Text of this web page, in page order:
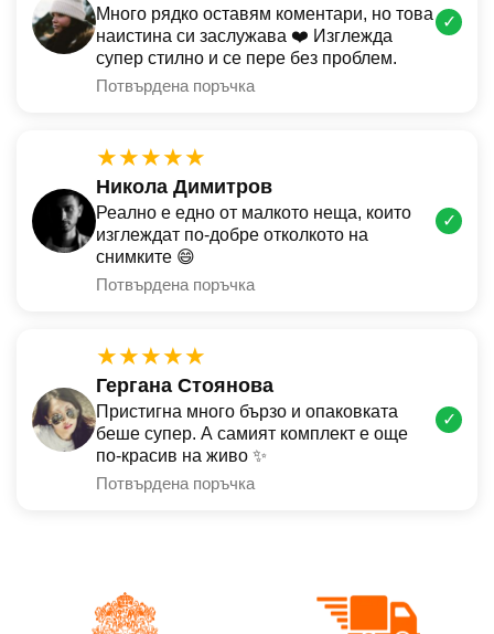
Много рядко оставям коментари, но това
наистина си заслужава ❤️ Изглежда
супер стилно и се пере без проблем.
Потвърдена поръчка
✓
★★★★★
Никола Димитров
Реално е едно от малкото неща, които
изглеждат по-добре отколкото на
снимките 😄
Потвърдена поръчка
✓
★★★★★
Гергана Стоянова
Пристигна много бързо и опаковката
беше супер. А самият комплект е още
по-красив на живо ✨
Потвърдена поръчка
✓